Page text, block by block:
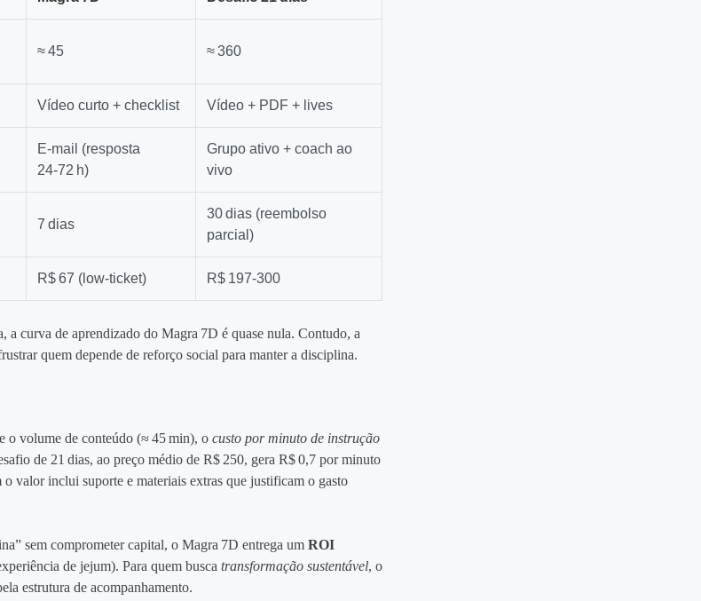
≈ 45 ≈ 360
Vídeo curto + checklist Vídeo + PDF + lives
E‑mail (resposta
24‑72 h)
Grupo ativo + coach ao
vivo
7 dias
30 dias (reembolso
parcial)
R$ 67 (low‑ticket) R$ 197‑300
a curva de aprendizado do Magra 7D é quase nula. Contudo, a
quem depende de reforço social para manter a disciplina.
o volume de conteúdo (≈ 45 min), ocusto por minuto de instrução
de 21 dias, ao preço médio de R$ 250, gera R$ 0,7 por minuto
o valor inclui suporte e materiais extras que justificam o gasto
sem comprometer capital, o Magra 7D entrega umROI
de jejum). Para quem buscatransformação sustentável, o
estrutura de acompanhamento.